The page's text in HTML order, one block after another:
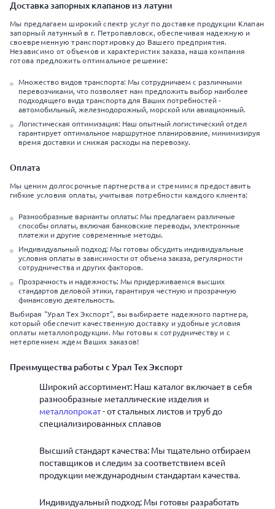
Доставка запорных клапанов из латуни
Мы предлагаем широкий спектр услуг по доставке продукции Клапан
запорный латунный в г. Петропавловск, обеспечивая надежную и
своевременную транспортировку до Вашего предприятия.
Независимо от объемов и характеристик заказа, наша компания
готова предложить оптимальное решение:
Множество видов транспорта: Мы сотрудничаем с различными
перевозчиками, что позволяет нам предложить выбор наиболее
подходящего вида транспорта для Ваших потребностей -
автомобильный, железнодорожный, морской или авиационный.
Логистическая оптимизация: Наш опытный логистический отдел
гарантирует оптимальное маршрутное планирование, минимизируя
время доставки и снижая расходы на перевозку.
Оплата
Мы ценим долгосрочные партнерства и стремимся предоставить
гибкие условия оплаты, учитывая потребности каждого клиента:
Разнообразные варианты оплаты: Мы предлагаем различные
способы оплаты, включая банковские переводы, электронные
платежи и другие современные методы.
Индивидуальный подход: Мы готовы обсудить индивидуальные
условия оплаты в зависимости от объема заказа, регулярности
сотрудничества и других факторов.
Прозрачность и надежность: Мы придерживаемся высших
стандартов деловой этики, гарантируя честную и прозрачную
финансовую деятельность.
Выбирая "Урал Тех Экспорт", вы выбираете надежного партнера,
который обеспечит качественную доставку и удобные условия
оплаты металлопродукции. Мы готовы к сотрудничеству и с
нетерпением ждем Ваших заказов!
Преимущества работы с Урал Тех Экспорт
Широкий ассортимент: Наш каталог включает в себя
разнообразные металлические изделия и
металлопрокат- от стальных листов и труб до
специализированных сплавов
Высший стандарт качества: Мы тщательно отбираем
поставщиков и следим за соответствием всей
продукции международным стандартам качества.
Индивидуальный подход: Мы готовы разработать